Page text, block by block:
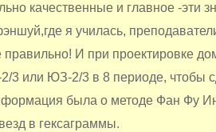
качественные и главное -эти
я училась,
правильно! И при проектировке
3 или ЮЗ-2/3 в 8 периоде, чтобы
была о методе Фан Фу
в гексаграммы.